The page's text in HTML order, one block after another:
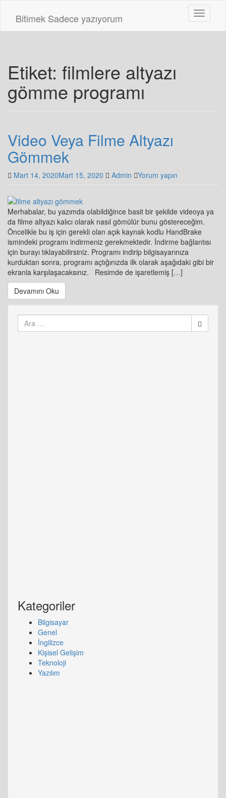
Toggle
Bitimek Sadece yazıyorum
Etiket: filmlere altyazı
gömme programı
Video Veya Filme Altyazı
Gömmek
Mart 14, 2020Mart 15, 2020 Admin Yorum yapın
Merhabalar, bu yazımda olabildiğince basit bir şekilde videoya ya
da filme altyazı kalıcı olarak nasıl gömülür bunu göstereceğim.
Öncelikle bu iş için gerekli olan açık kaynak kodlu HandBrake
ismindeki programı indirmeniz gerekmektedir. İndirme bağlantısı
için burayı tıklayabilirsiniz. Programı indirip bilgisayarınıza
kurduktan sonra, programı açtığınızda ilk olarak aşağıdaki gibi bir
ekranla karşılaşacaksınız. Resimde de işaretlemiş […]
Devamını Oku
Arama
yap:
Kategoriler
Bilgisayar
Genel
İngilizce
Kişisel Gelişim
Teknoloji
Yazılım